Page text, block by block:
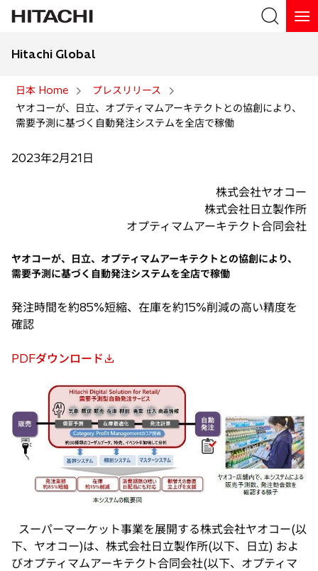
検索
Hitachi Global
日本 Home
プレスリリース
ヤオコーが、日立、オプティマムアーキテクトとの協創により、
需要予測に基づく自動発注システムを全店で稼働
2023年2月21日
株式会社ヤオコー
株式会社日立製作所
オプティマムアーキテクト合同会社
ヤオコーが、日立、オプティマムアーキテクトとの協創により、
需要予測に基づく自動発注システムを全店で稼働
発注時間を約85%短縮、在庫を約15%削減の高い精度を
確認
PDFダウンロード
新
タ
ブ
スーパーマーケット事業を展開する株式会社ヤオコー(以
下、ヤオコー)は、株式会社日立製作所(以下、日立) およ
びオプティマムアーキテクト合同会社(以下、オプティマ